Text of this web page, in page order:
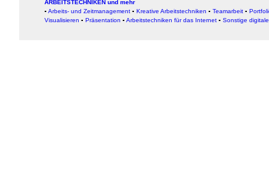
ARBEITSTECHNIKEN und mehr
▪ Arbeits- und Zeitmanagement ▪ Kreative Arbeitstechniken ▪ Teamarbeit ▪
Visualisieren ▪ Präsentation ▪ Arbeitstechniken für das Internet ▪ Sonstige